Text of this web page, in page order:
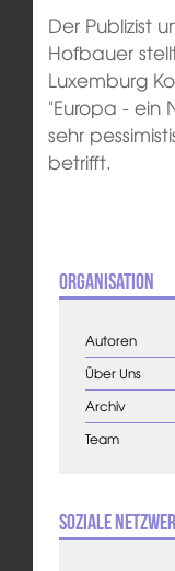
Der Publizist
Hofbauer
Luxemburg
"Europa - ein
sehr
betrifft.
Organisation
Autoren
Über Uns
Archiv
Team
Soziale